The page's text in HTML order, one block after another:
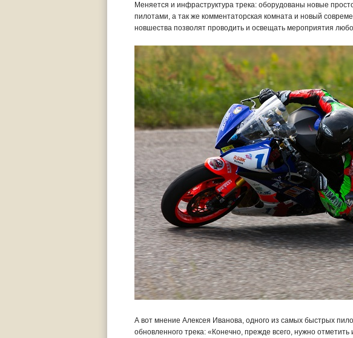
Меняется и инфраструктура трека: оборудованы новые
пилотами, а так же комментаторская комната и новый
новшества позволят проводить и освещать мероприятия
А вот мнение Алексея Иванова, одного из самых быстрых
обновленного трека: «Конечно, прежде всего, нужно